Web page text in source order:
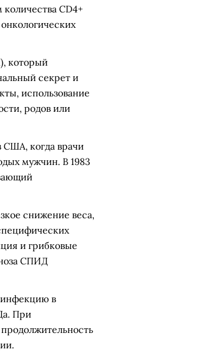
CD4+
который
секрет и
использование
родов или
США, когда врачи
мужчин. В 1983
снижение веса,
и грибковые
СПИД
инфекцию в
При